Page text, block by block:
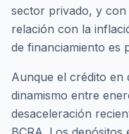
sector privado, y con
relación con la
de financiamiento es
Aunque el crédito en
dinamismo entre
desaceleración